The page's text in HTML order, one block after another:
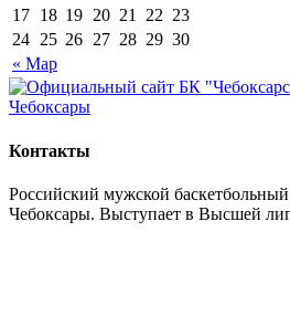
« Мар
17 18 19 20 21 22 23
24 25 26 27 28 29 30
Контакты
Российский мужской баскетбольный
Чебоксары. Выступает в Высшей